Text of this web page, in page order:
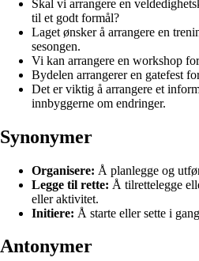
Skal vi arrangere en
til et godt formål?
Laget ønsker å arrangere en
sesongen.
Vi kan arrangere en workshop
Bydelen arrangerer en gatefest
Det er viktig å arrangere et
innbyggerne om endringer.
Synonymer
Organisere: Å planlegge og
Legge til rette: Å tilrettelegge
eller aktivitet.
Initiere: Å starte eller sette i
Antonymer